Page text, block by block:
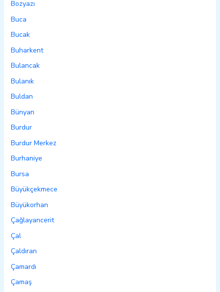
Bozyazı
Buca
Bucak
Buharkent
Bulancak
Bulanık
Buldan
Bünyan
Burdur
Burdur Merkez
Burhaniye
Bursa
Büyükçekmece
Büyükorhan
Çağlayancerit
Çal
Çaldıran
Çamardı
Çamaş